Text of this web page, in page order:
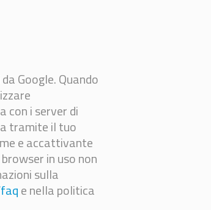
Google. Quando
con i server di
tramite il tuo
e accattivante
in uso non
sulla
e nella politica